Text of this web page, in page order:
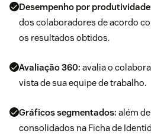
Desempenho por
dos colaboradores de acordo
os resultados obtidos.
Avaliação 360: avalia o
vista de sua equipe de trabalho.
Gráficos segmentados: além
consolidados na Ficha de